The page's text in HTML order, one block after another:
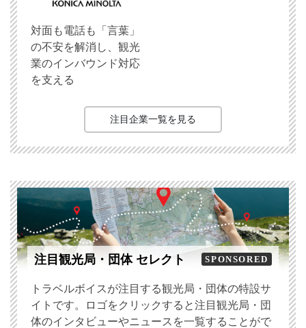
対面も電話も「言葉」
の不安を解消し、観光
業のインバウンド対応
を支える
注目企業一覧を見る
注目観光局・団体 セレクト SPONSORED
トラベルボイスが注目する観光局・団体の特設サ
イトです。ロゴをクリックすると注目観光局・団
体のインタビューやニュースを一覧することがで